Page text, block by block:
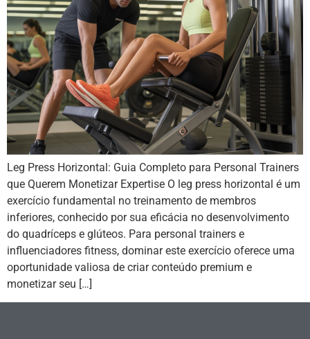
Leg Press Horizontal: Guia Completo para Personal Trainers
que Querem Monetizar Expertise O leg press horizontal é um
exercício fundamental no treinamento de membros
inferiores, conhecido por sua eficácia no desenvolvimento
do quadríceps e glúteos. Para personal trainers e
influenciadores fitness, dominar este exercício oferece uma
oportunidade valiosa de criar conteúdo premium e
monetizar seu […]